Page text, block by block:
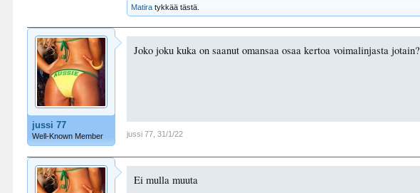
Matira tykkää tästä.
jussi 77
Well-Known Member
Joko joku kuka on saanut omansaa osaa kertoa voimalinjasta jotain?
jussi 77 31/1/22
Ei mulla muuta